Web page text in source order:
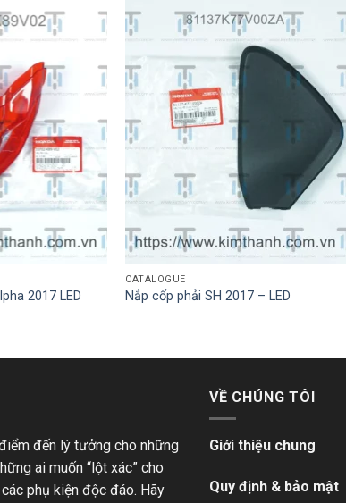
2017 LED
CATALOGUE
Nắp cốp phải SH 2017 – LED
đến lý tưởng cho những
ai muốn “lột xác” cho
phụ kiện độc đáo. Hãy
VỀ CHÚNG TÔI
Giới thiệu chung
Quy định & bảo mật